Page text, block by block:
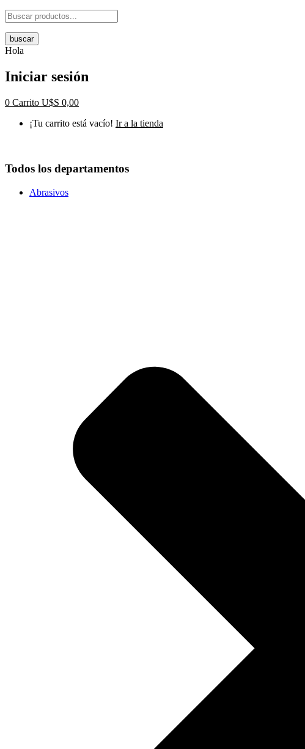
buscar
Hola
Iniciar sesión
0 Carrito U$S 0,00
¡Tu carrito está vacío! Ir a la tienda
Todos los departamentos
Abrasivos